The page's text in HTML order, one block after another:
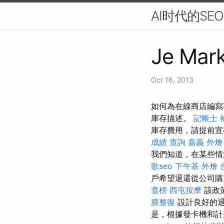
AI时代的
Je
Oct 16, 2013
如何為在線商店編
庫存描述。 記帳士
庫存費用，請提前
成績 查詢 嘉義 外燴
我們知道，在某些
歌seo 下午茶 外燴
戶希望退還從公司
查榜 西屯按摩 該政
膜整復 設計良好的
是，根據發卡機和